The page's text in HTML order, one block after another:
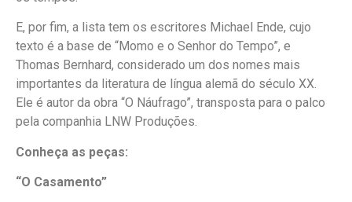
E, por fim, a lista tem os escritores Michael Ende, cujo
texto é a base de “Momo e o Senhor do Tempo”, e
Thomas Bernhard, considerado um dos nomes mais
importantes da literatura de língua alemã do século XX.
Ele é autor da obra “O Náufrago”, transposta para o palco
pela companhia LNW Produções.
Conheça as peças:
“O Casamento”